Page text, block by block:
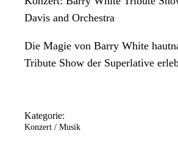
Davis and Orchestra
Die Magie von Barry White
Tribute Show der Superlative
Kategorie:
Konzert / Musik